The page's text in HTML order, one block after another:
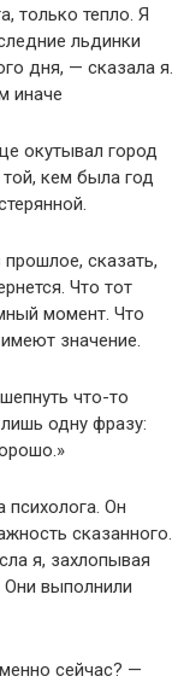
только тепло. Я
льдинки
дня, — сказала я.
иначе
окутывал город
кем была год
сказать,
Что тот
момент. Что
значение.
что-то
одну фразу:
психолога. Он
сказанного.
я, захлопывая
Они выполнили
сейчас? —